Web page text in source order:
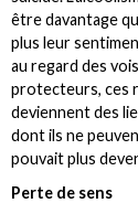
être davantage
plus leur
au regard des
protecteurs, ces
deviennent des
dont ils ne
pouvait plus
Perte de sens